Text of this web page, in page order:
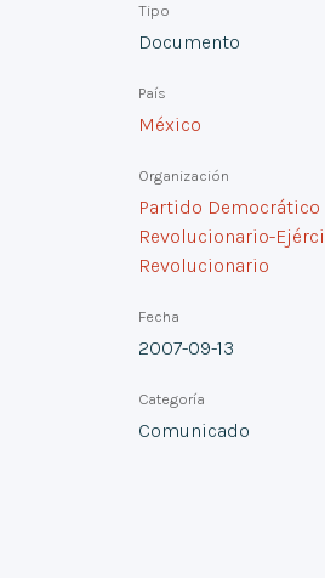
Tipo
Documento
País
México
Organización
Partido Democrático
Revolucionario-
Revolucionario
Fecha
2007-09-13
Categoría
Comunicado